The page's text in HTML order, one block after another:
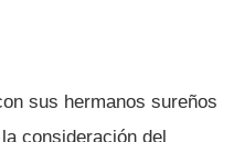
sus hermanos sureños
consideración del